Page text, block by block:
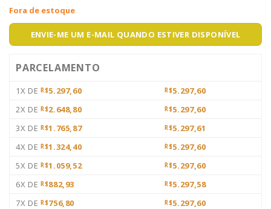
Fora de estoque
ENVIE-ME UM E-MAIL QUANDO ESTIVER DISPONÍVEL
PARCELAMENTO
1X DE R$5.297,60 R$5.297,60
2X DE R$2.648,80 R$5.297,60
3X DE R$1.765,87 R$5.297,61
4X DE R$1.324,40 R$5.297,60
5X DE R$1.059,52 R$5.297,60
6X DE R$882,93 R$5.297,58
7X DE R$756,80 R$5.297,60